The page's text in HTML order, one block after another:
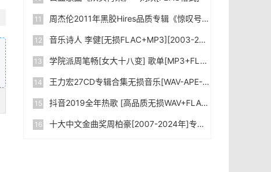
周杰伦2011年黑胶Hires品质专辑《惊叹号》[WAV格式]无损音乐下载|百度网盘
音乐诗人 李健[无损FLAC+MP3][2003-2024]专辑合集 下载
学院派周笔畅[女大十八变] 歌单[MP3+FLAC格式]无损音乐下载|百度网盘
王力宏27CD专辑合集无损音乐[WAV-APE-FLAC]网盘下载|百度网盘
抖音2019全年热歌 [高品质无损WAV+FLAC+MP3-320kbps+MV] 2000+首大合集 网盘下载|百度网盘
十大中文金曲奖周柏豪[2007-2024年]专辑音乐合集[FLAC格式+MP3-4.76GB]无损音乐下载|百度网盘